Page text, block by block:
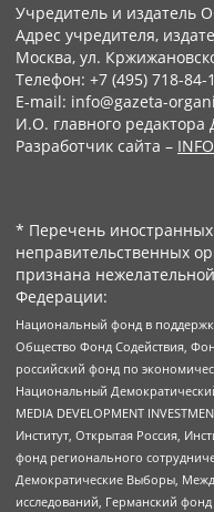
Учредитель и издатель
Адрес учредителя,
Москва, ул.
Телефон: +7 (495) 718-84-
E-mail: info@gazeta-
И.О. главного редактора
Разработчик сайта –
* Перечень
неправительственных
признана
Федерации:
Национальный фонд в
Общество Фонд Содействия,
российский фонд по
Национальный
MEDIA DEVELOPMENT
Институт, Открытая Россия,
фонд регионального
Демократические Выборы,
исследований, Германский